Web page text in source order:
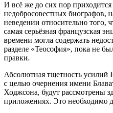
И всё же до сих пор приходится
недобросовестных биографов,
неведении относительно того,
самая серьёзная французская
времени могла содержать
разделе «Теософия», пока не
правки.
Абсолютная тщетность усилий
с целью очернения имени
Ходжсона, будут рассмотрены
приложениях. Это необходимо